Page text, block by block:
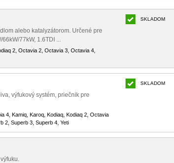
alebo katalyzátorom. Určené pre
77kW, 1.6TDI ...
2, Octavia 2, Octavia 3, Octavia 4,
SKLADOM
výfukový systém, priečnik pre
4, Kamiq, Karoq, Kodiaq, Kodiaq 2, Octavia
2, Superb 3, Superb 4, Yeti
SKLADOM